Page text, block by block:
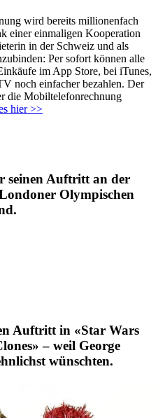
wird bereits millionenfach
einer einmaligen Kooperation
in der Schweiz und als
Per sofort können alle
im App Store, bei iTunes,
noch einfacher bezahlen. Der
die Mobiltelefonrechnung
hier >>
seinen Auftritt an der
Olympischen
Auftritt in «Star Wars
– weil George
wünschten.